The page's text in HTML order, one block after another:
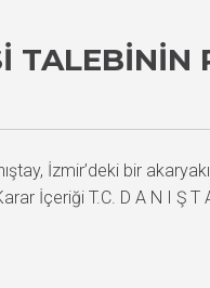
TALEBININ
İzmir’deki bir
İçeriği T.C. D A N I Ş T